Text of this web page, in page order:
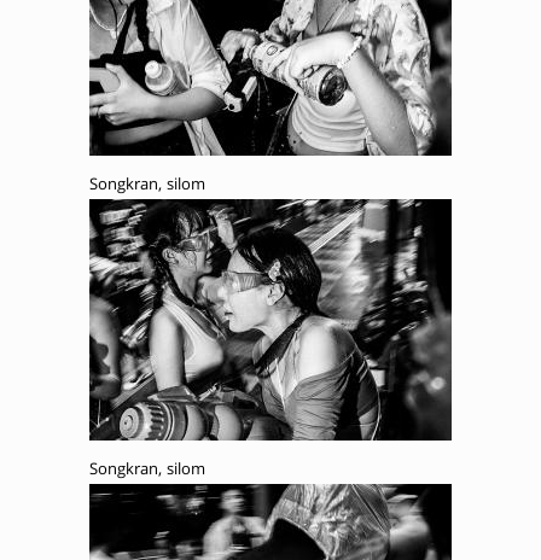
Songkran, silom
Songkran, silom